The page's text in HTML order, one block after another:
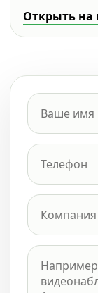
Открыть на